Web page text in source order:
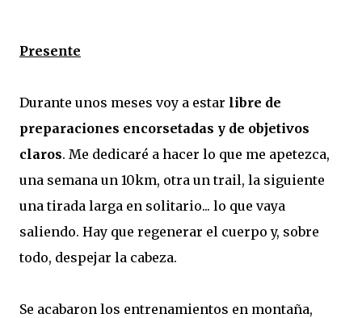
Presente
Durante unos meses voy a estar libre de
preparaciones encorsetadas y de objetivos
claros. Me dedicaré a hacer lo que me apetezca,
una semana un 10km, otra un trail, la siguiente
una tirada larga en solitario... lo que vaya
saliendo. Hay que regenerar el cuerpo y, sobre
todo, despejar la cabeza.
Se acabaron los entrenamientos en montaña,